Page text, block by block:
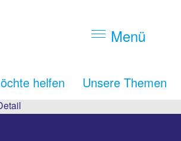
Menü
helfen Unsere Themen